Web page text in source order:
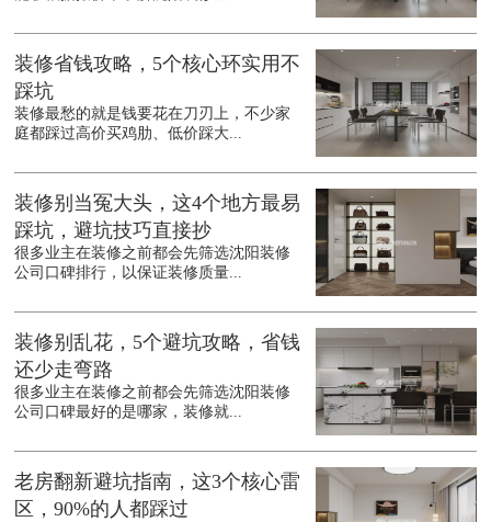
装修省钱攻略，5个核心环实用不
踩坑
装修最愁的就是钱要花在刀刃上，不少家
庭都踩过高价买鸡肋、低价踩大...
装修别当冤大头，这4个地方最易
踩坑，避坑技巧直接抄
很多业主在装修之前都会先筛选沈阳装修
公司口碑排行，以保证装修质量...
装修别乱花，5个避坑攻略，省钱
还少走弯路
很多业主在装修之前都会先筛选沈阳装修
公司口碑最好的是哪家，装修就...
老房翻新避坑指南，这3个核心雷
区，90%的人都踩过